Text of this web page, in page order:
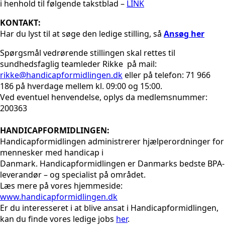
i henhold til følgende takstblad – LINK
KONTAKT:
Har du lyst til at søge den ledige stilling, så Ansøg her
Spørgsmål vedrørende stillingen skal rettes til
sundhedsfaglig teamleder Rikke på mail:
rikke@handicapformidlingen.dkeller på telefon: 71 966
186 på hverdage mellem kl. 09:00 og 15:00.
Ved eventuel henvendelse, oplys da medlemsnummer:
200363
HANDICAPFORMIDLINGEN:
Handicapformidlingen administrerer hjælperordninger for
mennesker med handicap i
Danmark. Handicapformidlingen er Danmarks bedste BPA-
leverandør – og specialist på området.
Læs mere på vores hjemmeside:
www.handicapformidlingen.dk
Er du interesseret i at blive ansat i Handicapformidlingen,
kan du finde vores ledige jobs her.